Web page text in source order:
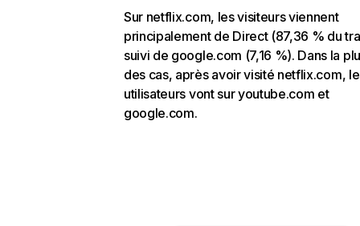
Sur netflix.com, les visiteurs viennent
principalement de Direct (87,36 % du
suivi de google.com (7,16 %). Dans la
des cas, après avoir visité netflix.com,
utilisateurs vont sur youtube.com et
google.com.